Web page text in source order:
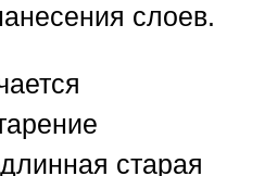
слоев.
старая